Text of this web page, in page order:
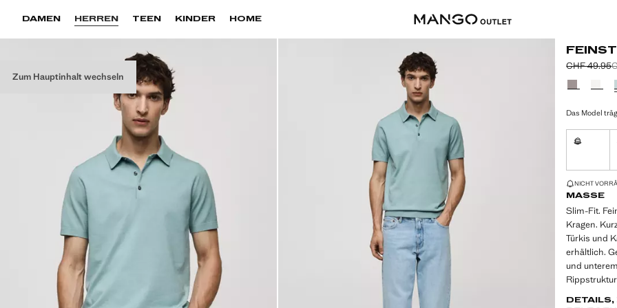
Zum Hauptinhalt wechseln
DAMEN HERREN TEEN KINDER HOME
CHF 49.95
Zweiter
Aktueller
Wählen Sie
Das Model
S
NUR WENIGE
NICHT
MASSE
Slim-Fit.
Kragen.
Türkis und
erhältlich.
und
Rippstruktur